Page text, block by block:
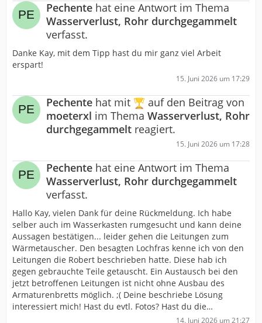
Pechente hat eine Antwort im Thema
Wasserverlust, Rohr durchgegammelt
verfasst.
Danke Kay, mit dem Tipp hast du mir ganz viel Arbeit
erspart!
15. Juni 2026 um 17:29
Pechente hat mit
auf den Beitrag von
moeterxl im Thema Wasserverlust, Rohr
durchgegammelt reagiert.
15. Juni 2026 um 17:28
Pechente hat eine Antwort im Thema
Wasserverlust, Rohr durchgegammelt
verfasst.
Hallo Kay, vielen Dank für deine Rückmeldung. Ich habe
selber auch im Wasserkasten rumgesucht und kann deine
Aussagen bestätigen... leider gehen die Leitungen zum
Wärmetauscher. Den besagten Lochfras kenne ich von den
Leitungen die Robert beschrieben hatte. Diese hab ich
gegen gebrauchte Teile getauscht. Ein Austausch bei den
jetzt betroffenen Leitungen ist nicht ohne Ausbau des
Armaturenbretts möglich. ;( Deine beschriebe Lösung
interessiert mich! Hast du evtl. Fotos? Hast du die…
14. Juni 2026 um 21:27